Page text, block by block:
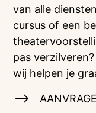
van alle
cursus of een
pas
wij helpen je